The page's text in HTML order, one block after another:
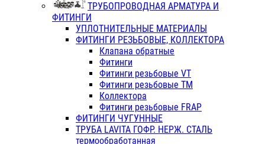
ТРУБОПРОВОДНАЯ АРМАТУРА И
ФИТИНГИ
УПЛОТНИТЕЛЬНЫЕ МАТЕРИАЛЫ
ФИТИНГИ РЕЗЬБОВЫЕ, КОЛЛЕКТОРА
Клапана обратные
Фитинги
Фитинги резьбовые VT
Фитинги резьбовые ТМ
Коллектора
Фитинги резьбовые FRAP
ФИТИНГИ ЧУГУННЫЕ
ТРУБА LAVITA ГОФР. НЕРЖ. СТАЛЬ
термообработанная